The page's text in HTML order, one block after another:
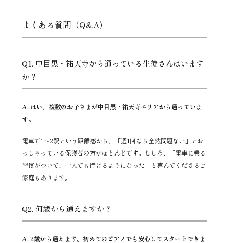
よくある質問（Q&A）
Q1. 中目黒・祐天寺から通っている生徒さんはいます
か？
A. はい、複数のお子さまが中目黒・祐天寺エリアから通っていま
す。
電車で1〜2駅という距離感から、「週1回なら全然問題ない」とお
っしゃっている保護者の方がほとんどです。むしろ、「電車に乗る
習慣がついて、一人でも行けるようになった」と喜んでくださるご
家庭もあります。
Q2. 何歳から通えますか？
A. 2歳から通えます。初めてのピアノでも安心してスタートできま